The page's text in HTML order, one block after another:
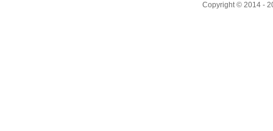
Copyright © 2014 -